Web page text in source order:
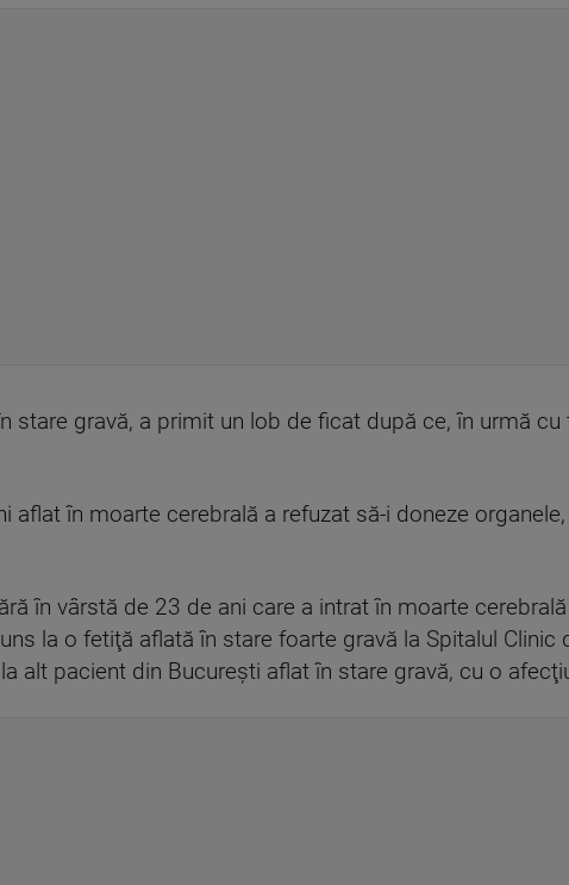
stare gravă, a primit un lob de ficat după ce, în urmă
aflat în moarte cerebrală a refuzat să-i doneze
în vârstă de 23 de ani care a intrat în moarte
la o fetiţă aflată în stare foarte gravă la Spitalul Clinic
alt pacient din Bucureşti aflat în stare gravă, cu o